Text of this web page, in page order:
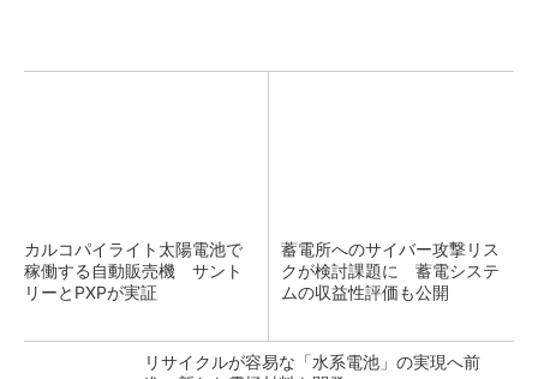
カルコパイライト太陽電池で
稼働する自動販売機 サント
リーとPXPが実証
蓄電所へのサイバー攻撃リス
クが検討課題に 蓄電システ
ムの収益性評価も公開
リサイクルが容易な「水系電池」の実現へ前